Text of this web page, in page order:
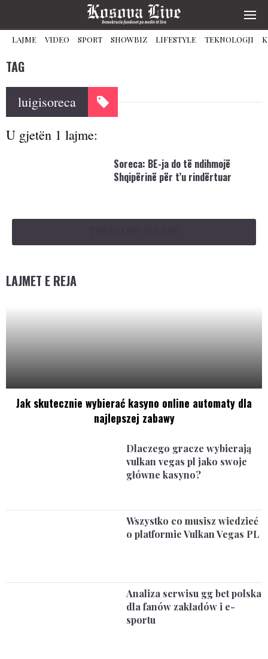
LAJME VIDEO SPORT SHOWBIZ LIFESTYLE TEKNOLOGJI
TAG
luigisoreca
U gjetën 1 lajme:
Soreca: BE-ja do të ndihmojë
Shqipërinë për t’u rindërtuar
LAJMET E REJA
Jak skutecznie wybierać kasyno online automaty dla
najlepszej zabawy
Dlaczego gracze wybierają
vulkan vegas pl jako swoje
główne kasyno?
Wszystko co musisz wiedzieć
o platformie Vulkan Vegas PL
Analiza serwisu gg bet polska
dla fanów zakładów i e-
sportu